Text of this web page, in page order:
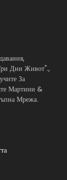
Дни Живот".,
За
Мартини &
Мрежа.